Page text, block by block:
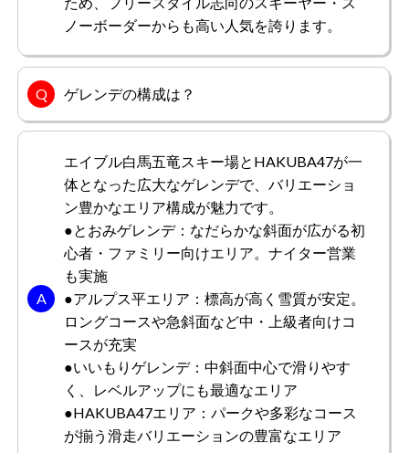
ノーボーダーからも高い人気を誇ります。
ゲレンデの構成は？
エイブル白馬五竜スキー場とHAKUBA47が一
体となった広大なゲレンデで、バリエーショ
ン豊かなエリア構成が魅力です。
●とおみゲレンデ：なだらかな斜面が広がる初
心者・ファミリー向けエリア。ナイター営業
も実施
●アルプス平エリア：標高が高く雪質が安定。
ロングコースや急斜面など中・上級者向けコ
ースが充実
●いいもりゲレンデ：中斜面中心で滑りやす
く、レベルアップにも最適なエリア
●HAKUBA47エリア：パークや多彩なコース
が揃う滑走バリエーションの豊富なエリア